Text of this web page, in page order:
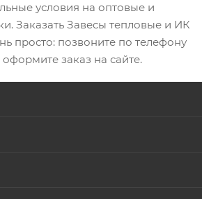
условия на оптовые и
Заказать Завесы тепловые и ИК
просто: позвоните по телефону
оформите заказ на сайте.